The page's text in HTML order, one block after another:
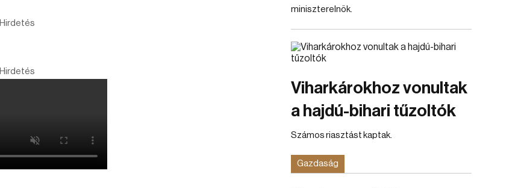
Hirdetés
Hirdetés
miniszterelnök.
Viharkárokhoz vonultak
a hajdú-bihari tűzoltók
Számos riasztást kaptak.
Gazdaság